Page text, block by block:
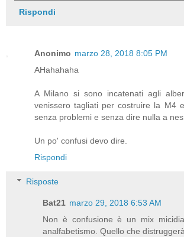
Rispondi
Anonimo marzo 28, 2018 8:05 PM
AHahahaha
A Milano si sono incatenati agli
venissero tagliati per costruire la M4
senza problemi e senza dire nulla a
Un po' confusi devo dire.
Rispondi
Risposte
Bat21 marzo 29, 2018 6:53 AM
Non è confusione è un mix
analfabetismo. Quello che